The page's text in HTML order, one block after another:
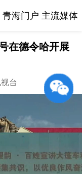
青海门户 主流媒体
在德令哈开展
台